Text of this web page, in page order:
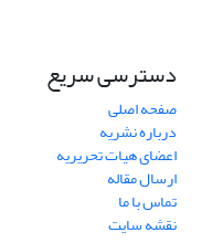
دسترسی سریع
صفحه اصلی
درباره نشریه
اعضای هیات تحریریه
ارسال مقاله
تماس با ما
نقشه سایت